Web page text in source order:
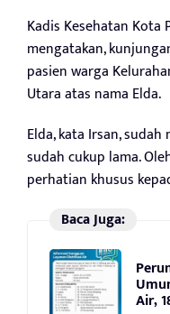
Kadis Kesehatan Kota
mengatakan,
pasien warga
Utara atas nama Elda.
Elda, kata Irsan,
sudah cukup lama.
perhatian khusus
Baca Juga:
Air,